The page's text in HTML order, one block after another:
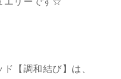
【調和結び】は、